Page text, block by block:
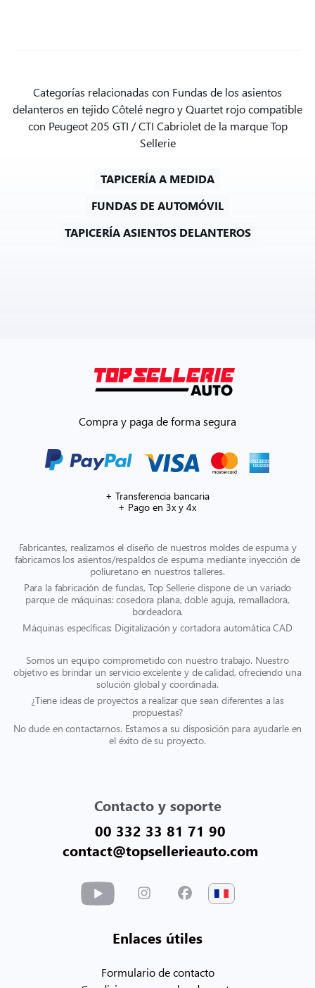
Categorías relacionadas con Fundas de los asientos
delanteros en tejido Côtelé negro y Quartet rojo compatible
con Peugeot 205 GTI / CTI Cabriolet de la marque Top
Sellerie
TAPICERÍA A MEDIDA
FUNDAS DE AUTOMÓVIL
TAPICERÍA ASIENTOS DELANTEROS
Compra y paga de forma segura
+ Transferencia bancaria
+ Pago en 3x y 4x
Fabricantes, realizamos el diseño de nuestros moldes de espuma y
fabricamos los asientos/respaldos de espuma mediante inyección de
poliuretano en nuestros talleres.
Para la fabricación de fundas, Top Sellerie dispone de un variado
parque de máquinas: cosedora plana, doble aguja, remalladora,
bordeadora.
Máquinas específicas: Digitalización y cortadora automática CAD
Somos un equipo comprometido con nuestro trabajo. Nuestro
objetivo es brindar un servicio excelente y de calidad, ofreciendo una
solución global y coordinada.
¿Tiene ideas de proyectos a realizar que sean diferentes a las
propuestas?
No dude en contactarnos. Estamos a su disposición para ayudarle en
el éxito de su proyecto.
Contacto y soporte
00 332 33 81 71 90
contact@topsellerieauto.com
Enlaces útiles
Formulario de contacto